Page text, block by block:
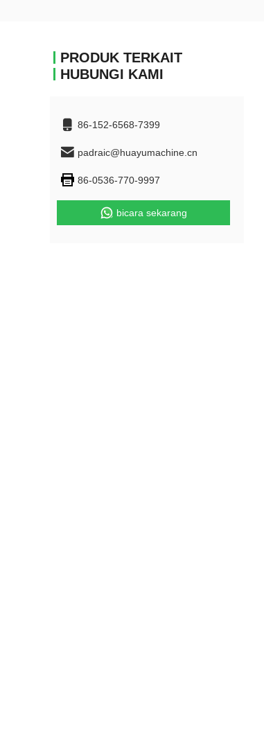
PRODUK TERKAIT
HUBUNGI KAMI
86-152-6568-7399
padraic@huayumachine.cn
86-0536-770-9997
bicara sekarang